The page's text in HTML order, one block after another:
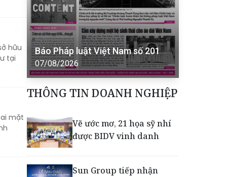
hữu
tại
mặt
Báo Pháp luật Việt Nam số 201
07/08/2026
THÔNG TIN DOANH NGHIỆP
Vẽ ước mơ, 21 họa sỹ nhí
được BIDV vinh danh
Sun Group tiếp nhận